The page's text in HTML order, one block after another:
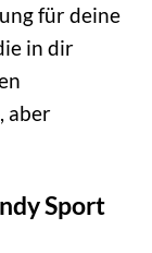
für deine
in dir
aber
Sport